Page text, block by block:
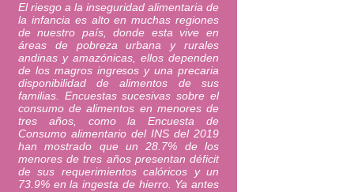
El riesgo a la inseguridad alimentaria de
la infancia es alto en muchas regiones
de nuestro país, donde esta vive en
áreas de pobreza urbana y rurales
andinas y amazónicas, ellos dependen
de los magros ingresos y una precaria
disponibilidad de alimentos de sus
familias. Encuestas sucesivas sobre el
consumo de alimentos en menores de
tres años, como la Encuesta de
Consumo alimentario del INS del 2019
han mostrado que un 28.7% de los
menores de tres años presentan déficit
de sus requerimientos calóricos y un
73.9% en la ingesta de hierro. Ya antes